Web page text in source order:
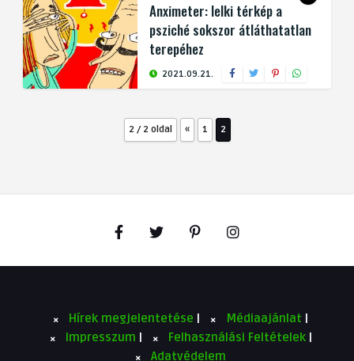
Anximeter: lelki térkép a
psziché sokszor átláthatatlan
terepéhez
2021.09.21.
2 / 2 oldal « 1 2
Hírek megjelentetése | Médiaajánlat |
Impresszum | Felhasználási Feltételek |
Adatvédelem